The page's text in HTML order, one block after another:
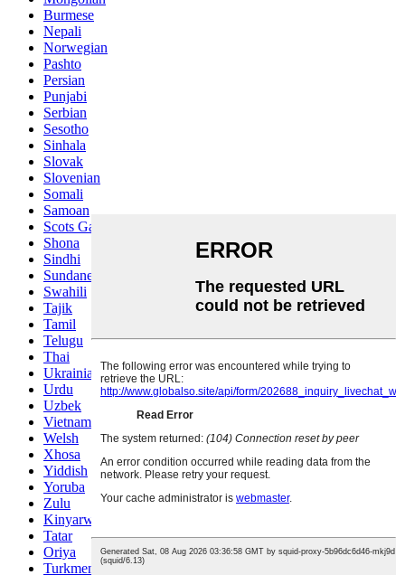
Burmese
Nepali
Norwegian
Pashto
Persian
Punjabi
Serbian
Sesotho
Sinhala
Slovak
Slovenian
Somali
Samoan
Scots Gaelic
Shona
Sindhi
Sundanese
Swahili
Tajik
Tamil
Telugu
Thai
Ukrainian
Urdu
Uzbek
Vietnamese
Welsh
Xhosa
Yiddish
Yoruba
Zulu
Kinyarwanda
Tatar
Oriya
Turkmen